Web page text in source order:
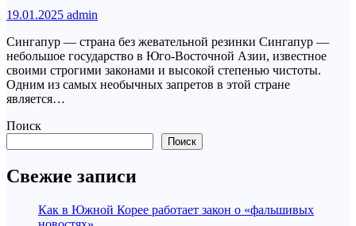
19.01.2025 admin
Сингапур — страна без жевательной резинки Сингапур —
небольшое государство в Юго-Восточной Азии, известное
своими строгими законами и высокой степенью чистоты.
Одним из самых необычных запретов в этой стране
является…
Поиск
Поиск
Свежие записи
Как в Южной Корее работает закон о «фальшивых